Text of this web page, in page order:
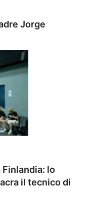
Jorge
lo
il tecnico di